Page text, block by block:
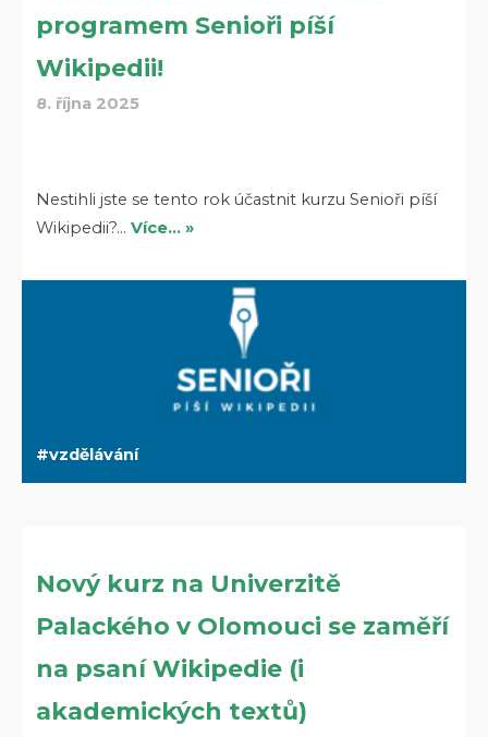
programem Senioři píší
Wikipedii!
8. října 2025
Nestihli jste se tento rok účastnit kurzu Senioři píší
Wikipedii?…Více… »
vzdělávání
Nový kurz na Univerzitě
Palackého v Olomouci se zaměří
na psaní Wikipedie (i
akademických textů)